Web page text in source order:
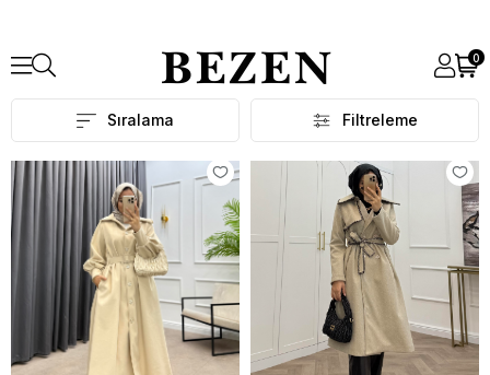
0
Filtreleme
Sıralama